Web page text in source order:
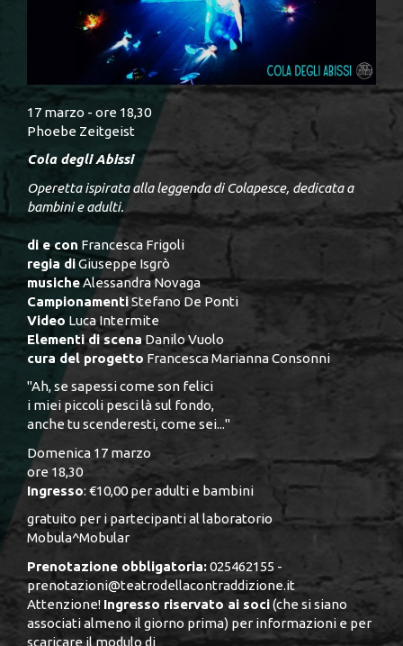
17 marzo - ore 18,30
Phoebe Zeitgeist
Cola degli Abissi
Operetta ispirata alla leggenda di Colapesce, dedicata a
bambini e adulti.
di e con Francesca Frigoli
regia diGiuseppe Isgrò
musicheAlessandra Novaga
CampionamentiStefano De Ponti
Video Luca Intermite
Elementi di scenaDanilo Vuolo
cura del progetto Francesca Marianna Consonni
"Ah, se sapessi come son felici
i miei piccoli pesci là sul fondo,
anche tu scenderesti, come sei..."
Domenica 17 marzo
ore 18,30
Ingresso: €10,00 per adulti e bambini
gratuito per i partecipanti al laboratorio
Mobula^Mobular
Prenotazione obbligatoria:025462155 -
prenotazioni@teatrodellacontraddizione.it
Attenzione! Ingresso riservato ai soci(che si siano
associati almeno il giorno prima) per informazioni e per
scaricare il modulo di